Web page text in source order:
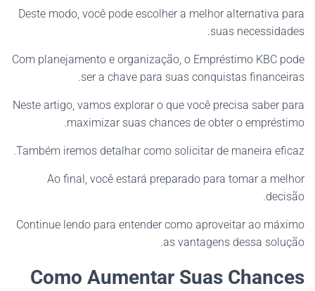
Deste modo, você pode escolher a melhor alternativa para
suas necessidades.
Com planejamento e organização, o Empréstimo KBC pode
ser a chave para suas conquistas financeiras.
Neste artigo, vamos explorar o que você precisa saber para
maximizar suas chances de obter o empréstimo.
Também iremos detalhar como solicitar de maneira eficaz.
Ao final, você estará preparado para tomar a melhor
decisão.
Continue lendo para entender como aproveitar ao máximo
as vantagens dessa solução.
Como Aumentar Suas Chances